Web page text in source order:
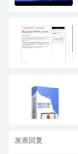
发表回复